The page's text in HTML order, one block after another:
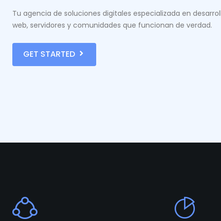
Tu agencia de soluciones digitales especializada en
web, servidores y comunidades que funcionan de verdad.
GET STARTED